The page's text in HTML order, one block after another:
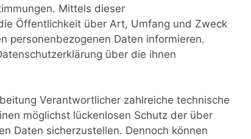
Mittels dieser
Öffentlichkeit über Art, Umfang und Zweck
personenbezogenen Daten informieren.
über die ihnen
Verantwortlicher zahlreiche technische
möglichst lückenlosen Schutz der über
Daten sicherzustellen. Dennoch können